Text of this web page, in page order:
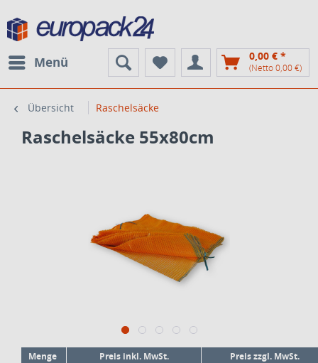
Menü 0,00 € *
(Netto 0,00 €)
Übersicht Raschelsäcke
Raschelsäcke 55x80cm
Menge Preis inkl. MwSt. Preis zzgl. MwSt.